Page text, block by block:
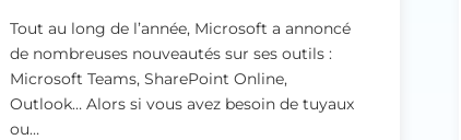
Tout au long de l’année, Microsoft a annoncé
de nombreuses nouveautés sur ses outils :
Microsoft Teams, SharePoint Online,
Outlook… Alors si vous avez besoin de tuyaux
ou…